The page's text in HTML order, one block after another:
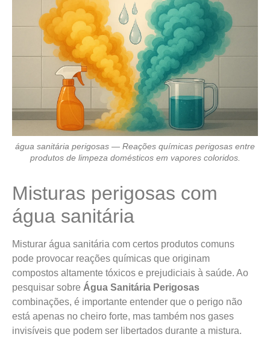
água sanitária perigosas — Reações químicas perigosas entre
produtos de limpeza domésticos em vapores coloridos.
Misturas perigosas com
água sanitária
Misturar água sanitária com certos produtos comuns
pode provocar reações químicas que originam
compostos altamente tóxicos e prejudiciais à saúde. Ao
pesquisar sobre Água Sanitária Perigosas
combinações, é importante entender que o perigo não
está apenas no cheiro forte, mas também nos gases
invisíveis que podem ser libertados durante a mistura.